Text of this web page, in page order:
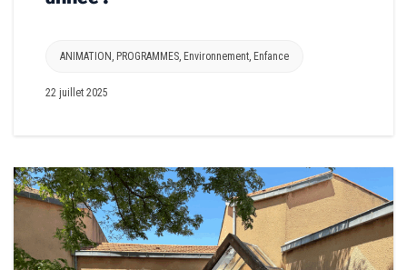
ANIMATION PROGRAMMES Environnement Enfance
22 juillet 2025